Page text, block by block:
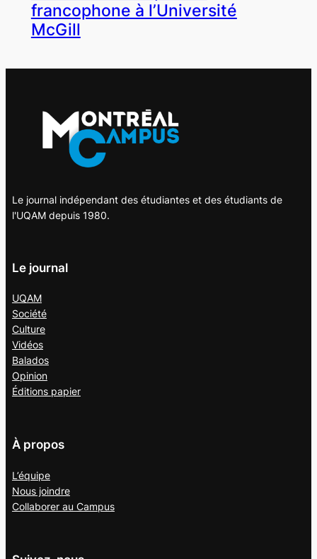
francophone à l’Université
McGill
Le journal indépendant des étudiantes et des étudiants de
l'UQAM depuis 1980.
Le journal
UQAM
Société
Culture
Vidéos
Balados
Opinion
Éditions papier
À propos
L’équipe
Nous joindre
Collaborer au Campus